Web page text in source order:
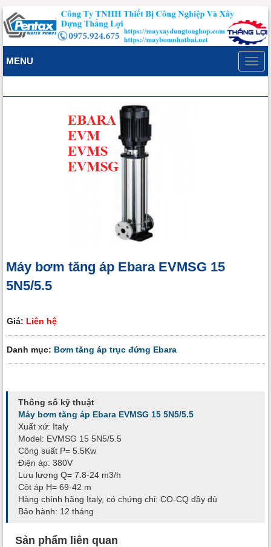
MENU
Máy bơm tăng áp Ebara EVMSG 15
5N5/5.5
Giá: Liên hệ
Danh mục: Bơm tăng áp trục đứng Ebara
Thông số kỹ thuật
Máy bơm tăng áp Ebara EVMSG 15 5N5/5.5
Xuất xứ: Italy
Model: EVMSG 15 5N5/5.5
Công suất P= 5.5Kw
Điện áp: 380V
Lưu lượng Q= 7.8-24 m3/h
Cột áp H= 69-42 m
Hàng chính hãng Italy, có chứng chỉ: CO-CQ đầy đủ
Bảo hành: 12 tháng
Sản phẩm liên quan